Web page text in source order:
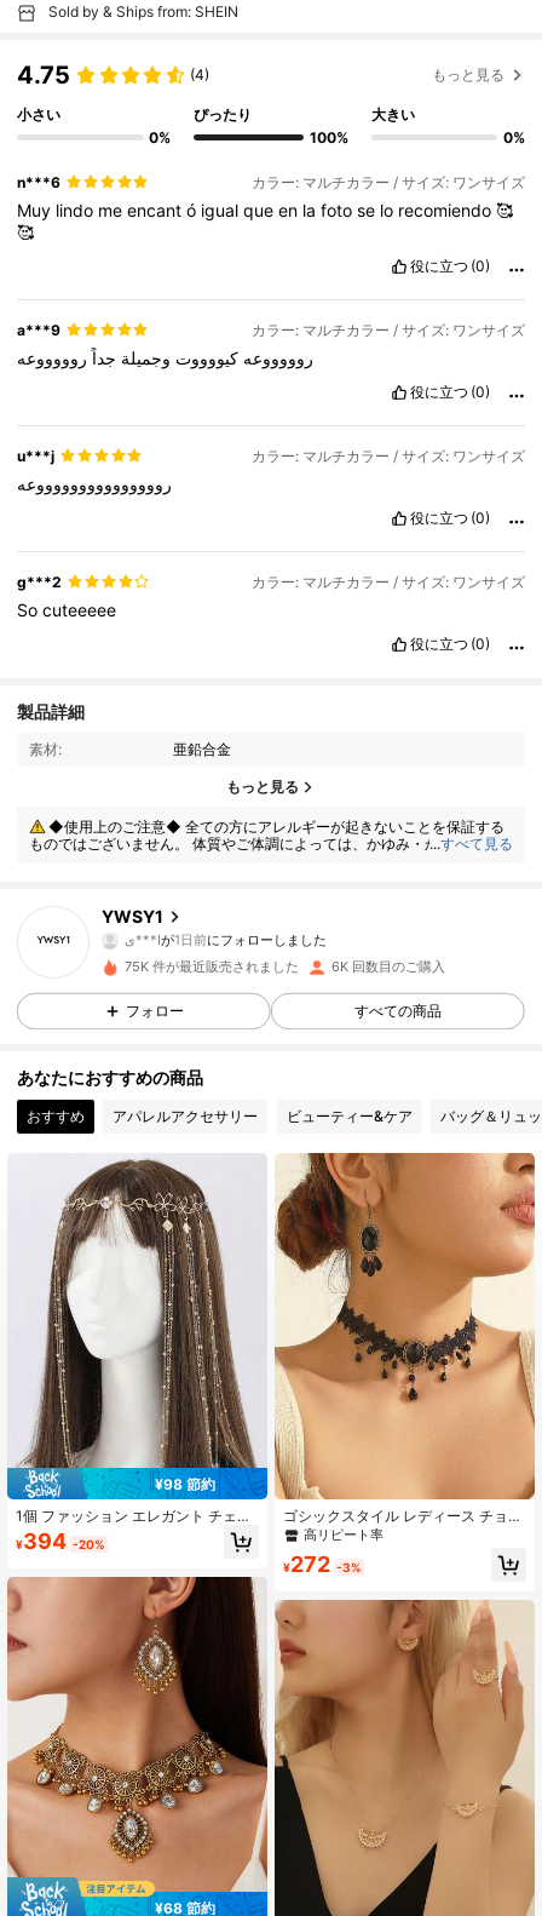
Sold by & Ships from: SHEIN
4.75 (4) もっと見る
小さい
0%
ぴったり
100%
大きい
0%
n***6 カラー: マルチカラー / サイズ: ワンサイズ
Muy lindo meencantó igualqueen lafotose lo recomiendo🥰
🥰
役に立つ (0)
a***9 カラー: マルチカラー / サイズ: ワンサイズ
روووووعه كيووووت وجميلة جداً روووووعه
役に立つ (0)
u***j カラー: マルチカラー / サイズ: ワンサイズ
روووووووووووووووعه
役に立つ (0)
g***2 カラー: マルチカラー / サイズ: ワンサイズ
Socuteeeee
役に立つ (0)
製品詳細
素材: 亜鉛合金
もっと見る
◆使用上のご注意◆ 全ての方にアレルギーが起きないことを保証する
ものではございません。 体質やご体調によっては、かゆみ・かぶれが生じ
...すべて見る
YWSY1
2.6K フォロワー
4.84 2.6K フォロワー
ا***يが1日前
4.84
2.6K フォロワー
4.84
4.84 2.6K フォロワー
4.84 2.6K フォロワー
4.84 2.6K フォロワー
2.6K フォロワー
2.6K フォロワー
75K 件が最近販売されました 6K 回数目のご購入
フォロー すべての商品
あなたにおすすめの商品
おすすめ アパレルアクセサリー ビューティー&ケア バッグ＆リュ
¥98 節約
1個 ファッション エレガント チェー
ンタッセル ヘッドピース フォアヘッ
ドチェーン ヘアチェーン ヘッドジュ
アジュエリー ヘアバインチェーン、
ヘアジュエリー
¥394 -20%
¥68 節約
ゴシックスタイル レディース チョー
カー 3点セット、タッセルピアス、
ス ホロー ネックチェーン ペンダン
高リピート率
¥272 -3%